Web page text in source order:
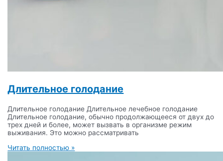
Длительное голодание
Длительное голодание Длительное лечебное голодание
Длительное голодание, обычно продолжающееся от двух до
трех дней и более, может вызвать в организме режим
выживания. Это можно рассматривать
Читать полностью »